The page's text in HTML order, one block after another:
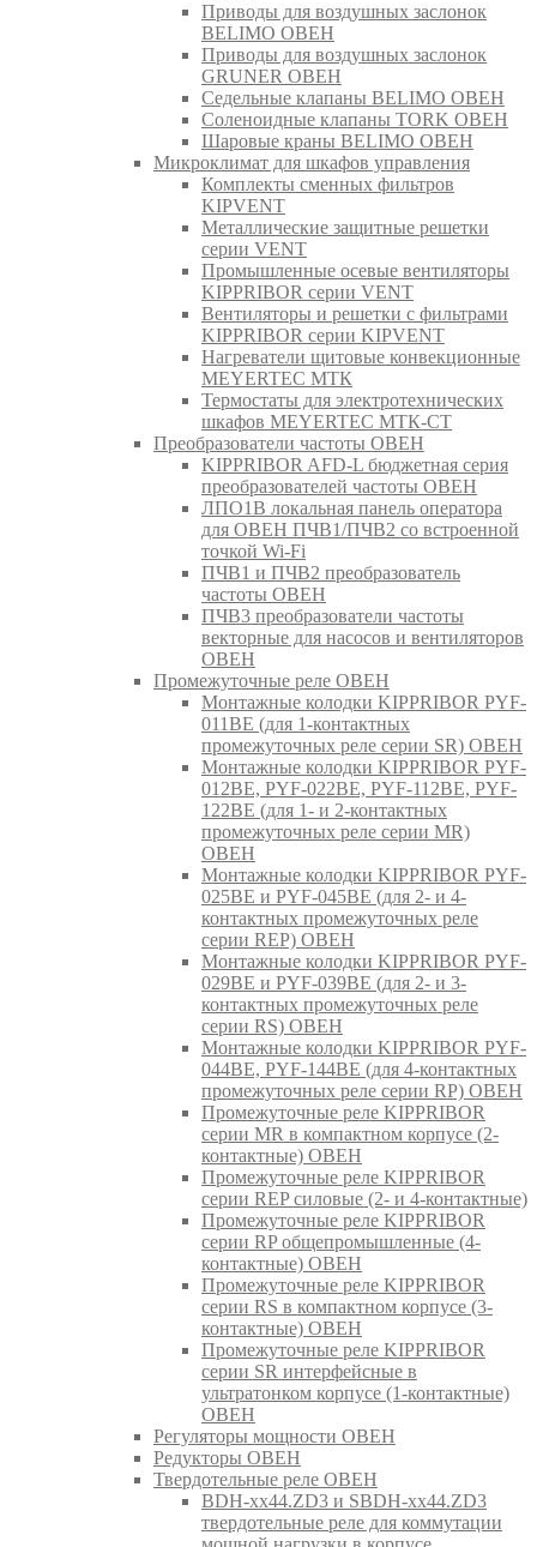
Приводы для воздушных заслонок
BELIMO ОВЕН
Приводы для воздушных заслонок
GRUNER ОВЕН
Седельные клапаны BELIMO ОВЕН
Соленоидные клапаны TORK ОВЕН
Шаровые краны BELIMO ОВЕН
Микроклимат для шкафов управления
Комплекты сменных фильтров
KIPVENT
Металлические защитные решетки
серии VENT
Промышленные осевые вентиляторы
KIPPRIBOR серии VENT
Вентиляторы и решетки с фильтрами
KIPPRIBOR серии KIPVENT
Нагреватели щитовые конвекционные
MEYERTEC МТК
Термостаты для электротехнических
шкафов MEYERTEC МТК-СТ
Преобразователи частоты ОВЕН
KIPPRIBOR AFD-L бюджетная серия
преобразователей частоты ОВЕН
ЛПО1В локальная панель оператора
для ОВЕН ПЧВ1/ПЧВ2 со встроенной
точкой Wi-Fi
ПЧВ1 и ПЧВ2 преобразователь
частоты ОВЕН
ПЧВ3 преобразователи частоты
векторные для насосов и вентиляторов
ОВЕН
Промежуточные реле ОВЕН
Монтажные колодки KIPPRIBOR PYF-
011BE (для 1-контактных
промежуточных реле серии SR) ОВЕН
Монтажные колодки KIPPRIBOR PYF-
012BE, PYF-022BE, PYF-112BE, PYF-
122BE (для 1- и 2-контактных
промежуточных реле серии MR)
ОВЕН
Монтажные колодки KIPPRIBOR PYF-
025BE и PYF-045BE (для 2- и 4-
контактных промежуточных реле
серии REP) ОВЕН
Монтажные колодки KIPPRIBOR PYF-
029BE и PYF-039BE (для 2- и 3-
контактных промежуточных реле
серии RS) ОВЕН
Монтажные колодки KIPPRIBOR PYF-
044BE, PYF-144BE (для 4-контактных
промежуточных реле серии RP) ОВЕН
Промежуточные реле KIPPRIBOR
серии MR в компактном корпусе (2-
контактные) ОВЕН
Промежуточные реле KIPPRIBOR
серии REP силовые (2- и 4-контактные)
Промежуточные реле KIPPRIBOR
серии RP общепромышленные (4-
контактные) ОВЕН
Промежуточные реле KIPPRIBOR
серии RS в компактном корпусе (3-
контактные) ОВЕН
Промежуточные реле KIPPRIBOR
серии SR интерфейсные в
ультратонком корпусе (1-контактные)
ОВЕН
Регуляторы мощности ОВЕН
Редукторы ОВЕН
Твердотельные реле ОВЕН
BDH-xx44.ZD3 и SBDH-xx44.ZD3
твердотельные реле для коммутации